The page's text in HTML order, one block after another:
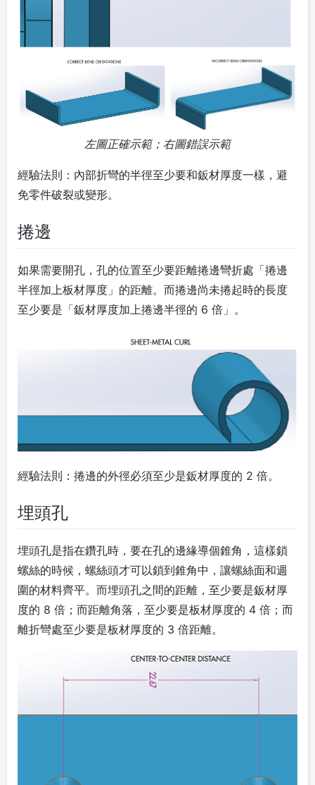
左圖正確示範；右圖錯誤示範
經驗法則： 內部折彎的半徑至少要和鈑材厚度一樣，避
免零件破裂或變形。
捲邊
如果需要開孔，孔的位置至少要距離捲邊彎折處「捲邊
半徑加上板材厚度」的距離。而捲邊尚未捲起時的長度
至少要是「鈑材厚度加上捲邊半徑的 6 倍」。
經驗法則 ：捲邊的外徑必須至少是鈑材厚度的 2 倍。
埋頭孔
埋頭孔是指在鑽孔時，要在孔的邊緣導個錐角，這樣鎖
螺絲的時候，螺絲頭才可以鎖到錐角中，讓螺絲面和週
圍的材料齊平。而埋頭孔之間的距離，至少要是鈑材厚
度的 8 倍；而距離角落，至少要是板材厚度的 4 倍；而
離折彎處至少要是板材厚度的 3 倍距離。